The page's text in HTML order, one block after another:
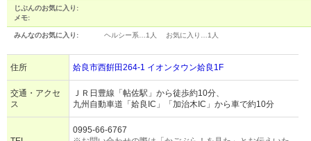
じぶんのお気に入り:
メモ:
みんなのお気に入り: ヘルシー系… 1人 お気に入り… 1人
住所 姶良市西餠田264-1 イオンタウン姶良1F
交通・アクセ
ス
ＪＲ日豊線「帖佐駅」から徒歩約10分、
九州自動車道「姶良IC」「加治木IC」から車で約10分
0995-66-6767